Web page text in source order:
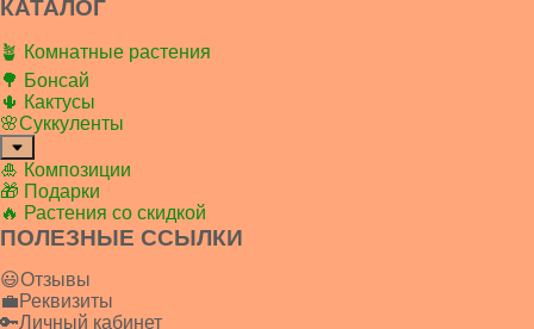
КАТАЛОГ
🪴 Комнатные растения
🌳 Бонсай
🌵 Кактусы
🌸Суккуленты
🎍 Композиции
🎁 Подарки
🔥 Растения со скидкой
ПОЛЕЗНЫЕ ССЫЛКИ
😃Отзывы
💼Реквизиты
🔑Личный кабинет